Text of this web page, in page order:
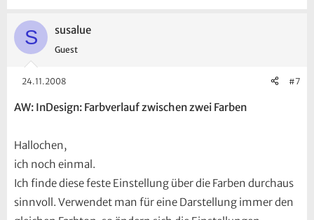
S susalue
Guest
24.11.2008 #7
AW: InDesign: Farbverlauf zwischen zwei Farben
Hallochen,
ich noch einmal.
Ich finde diese feste Einstellung über die Farben durchaus
sinnvoll. Verwendet man für eine Darstellung immer den